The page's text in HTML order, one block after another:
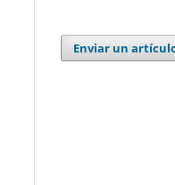
Enviar un